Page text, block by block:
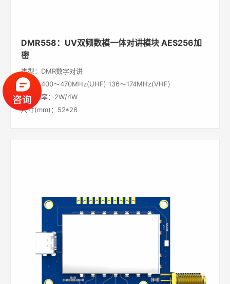
DMR558：UV双频数模一体对讲模块 AES256加
密
类型：DMR数字对讲
频段：400～470MHz(UHF) 136～174MHz(VHF)
输出功率：2W/4W
尺寸(mm)：52*26